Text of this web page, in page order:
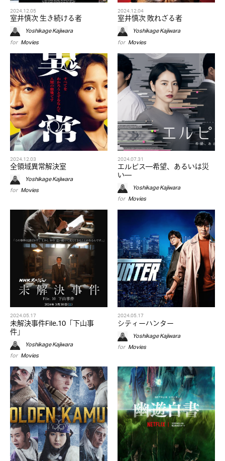
2024.12.05
室井慎次 生き続ける者
Yoshikage Kajiwara
for Movies
2024.12.04
室井慎次 敗れざる者
Yoshikage Kajiwara
for Movies
2024.12.03
全領域異常解決室
Yoshikage Kajiwara
for Movies
2024.07.31
エルピス—希望、あるいは災
い—
Yoshikage Kajiwara
for Movies
2024.05.17
未解決事件File.10「下山事
件」
Yoshikage Kajiwara
for Movies
2024.05.17
シティーハンター
Yoshikage Kajiwara
for Movies